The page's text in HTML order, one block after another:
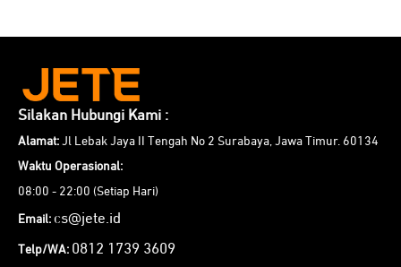
Silakan Hubungi Kami :
Alamat: Jl Lebak Jaya II Tengah No 2 Surabaya, Jawa Timur. 60134
Waktu Operasional:
08:00 - 22:00 (Setiap Hari)
Email: cs@jete.id
Telp/WA: 0812 1739 3609